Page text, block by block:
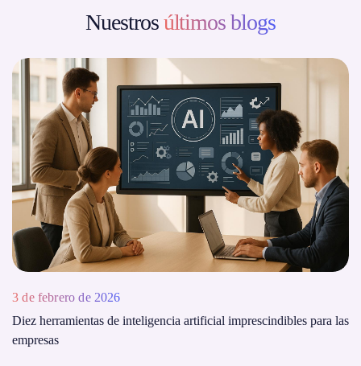
Nuestrosúltimos blogs
3 de febrero de 2026
Diez herramientas de inteligencia artificial imprescindibles para las
empresas